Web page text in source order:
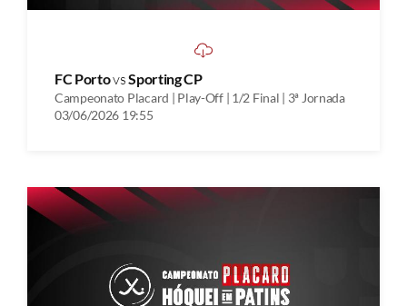
FC PortovsSporting CP
Campeonato Placard | Play-Off | 1/2 Final | 3ª Jornada
03/06/2026 19:55